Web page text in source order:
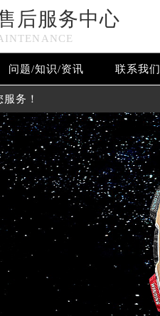
后服务中心
问题/知识/资讯 联系我们
务！